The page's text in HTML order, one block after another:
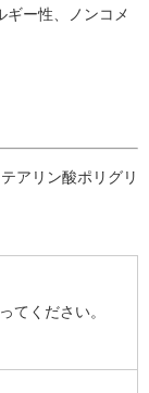
ギー性、ノンコメ
アリン酸ポリグリ
てください。